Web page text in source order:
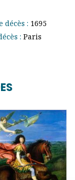
décès : 1695
: Paris